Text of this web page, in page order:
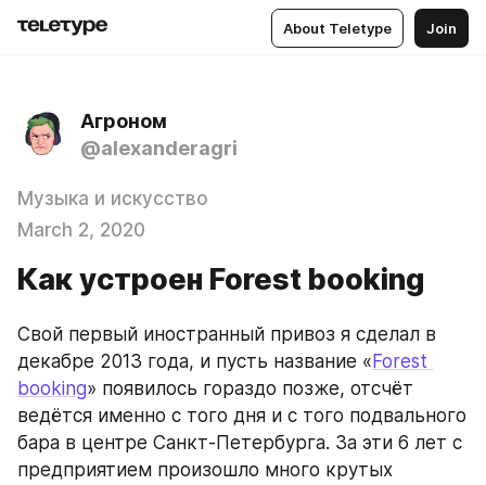
About Teletype Join
Агроном
@alexanderagri
Музыка и искусство
March 2, 2020
Как устроен Forest booking
Свой первый иностранный привоз я сделал в
декабре 2013 года, и пусть название « Forest
booking» появилось гораздо позже, отсчёт
ведётся именно с того дня и с того подвального
бара в центре Санкт-Петербурга. За эти 6 лет с
предприятием произошло много крутых